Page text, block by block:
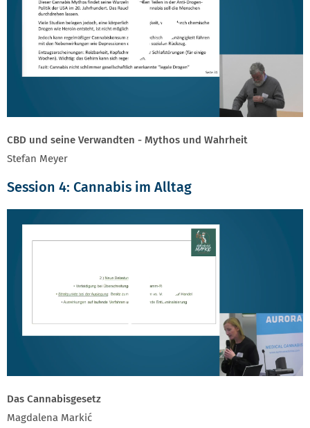
CBD und seine Verwandten - Mythos und Wahrheit
Stefan Meyer
Session 4: Cannabis im Alltag
Das Cannabisgesetz
Magdalena Markić